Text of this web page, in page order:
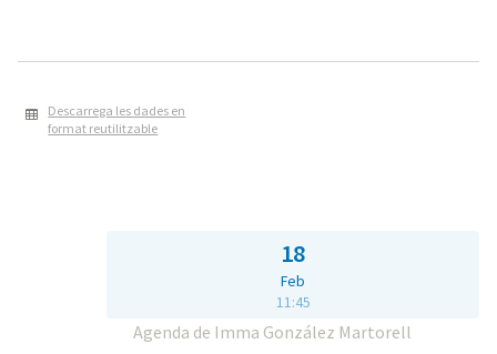
Descarrega les dades en
format reutilitzable
18
Feb
11:45
Agenda de Imma González Martorell